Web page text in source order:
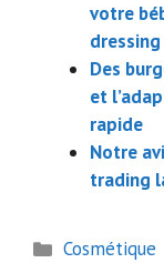
votre
Des
et
rapide
Notre
trading
Catégories
Cosmétique